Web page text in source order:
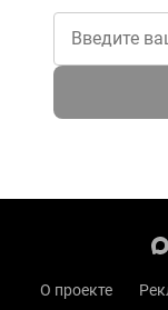
О проекте